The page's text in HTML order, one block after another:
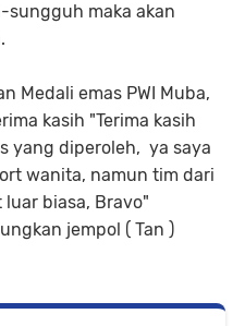
maka akan
Medali emas PWI Muba,
kasih "Terima kasih
yang diperoleh, ya saya
wanita, namun tim dari
biasa, Bravo"
jempol ( Tan )